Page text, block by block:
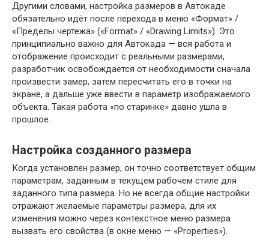
Другими словами, настройка размеров в Автокаде
обязательно идёт после перехода в меню «Формат» /
«Пределы чертежа» («Format» / «Drawing Limits»). Это
принципиально важно для Автокада — вся работа и
отображение происходит с реальными размерами,
разработчик освобождается от необходимости сначала
произвести замер, затем пересчитать его в точки на
экране, а дальше уже ввести в параметр изображаемого
объекта. Такая работа «по старинке» давно ушла в
прошлое.
Настройка созданного размера
Когда установлен размер, он точно соответствует общим
параметрам, заданным в текущем рабочем стиле для
заданного типа размера. Но не всегда общие настройки
отражают желаемые параметры размера, для их
изменения можно через контекстное меню размера
вызвать его свойства (в окне меню — «Properties»).